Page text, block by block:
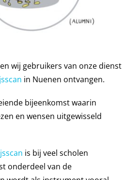
wij gebruikers van onze dienst
in Nuenen ontvangen.
bijeenkomst waarin
en wensen uitgewisseld
is bij veel scholen
onderdeel van de